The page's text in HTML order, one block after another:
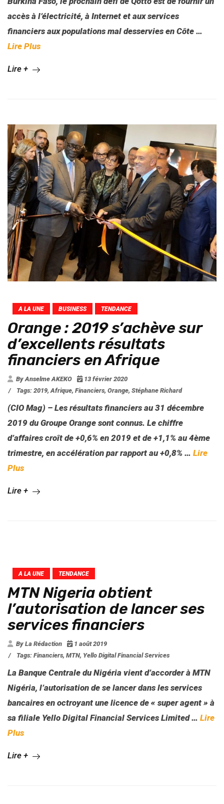
accès à l’électricité, à Internet et aux services
financiers aux populations mal desservies en Côte …
Lire Plus
Lire +
A LA UNE BUSINESS TENDANCE
Orange : 2019 s’achève sur
d’excellents résultats
financiers en Afrique
By Anselme AKEKO
13 février 2020
/
Tags: 2019, Afrique, Financiers, Orange, Stéphane Richard
(CIO Mag) – Les résultats financiers au 31 décembre
2019 du Groupe Orange sont connus. Le chiffre
d’affaires croît de +0,6% en 2019 et de +1,1% au 4ème
trimestre, en accélération par rapport au +0,8% … Lire
Plus
Lire +
A LA UNE TENDANCE
MTN Nigeria obtient
l’autorisation de lancer ses
services financiers
By La Rédaction
1 août 2019
/
Tags: Financiers, MTN, Yello Digital Financial Services
La Banque Centrale du Nigéria vient d’accorder à MTN
Nigéria, l’autorisation de se lancer dans les services
bancaires en octroyant une licence de « super agent » à
sa filiale Yello Digital Financial Services Limited… Lire
Plus
Lire +